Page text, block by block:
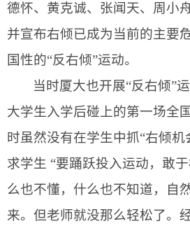
德怀、黄克诚、张闻天、周小
并宣布右倾已成为当前的主要
国性的“反右倾”运动。
当时厦大也开展“反右倾”
大学生入学后碰上的第一场全
时虽然没有在学生中抓“右倾机
求学生 “要踊跃投入运动，敢
么也不懂，什么也不知道，自
来。但老师就没那么轻松了。